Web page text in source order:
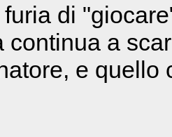
di
continua a
e quello